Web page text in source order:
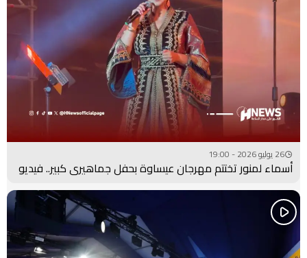
26 يوليو 2026 - 19:00
أسماء لمنور تختتم مهرجان عيساوة بحفل جماهيري كبير.. فيديو